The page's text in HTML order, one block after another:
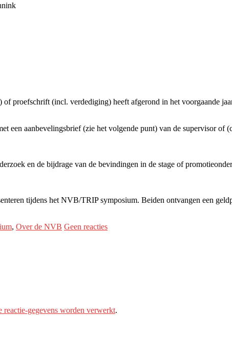
proefschrift (incl. verdediging) heeft afgerond in het voorgaande
een aanbevelingsbrief (zie het volgende punt) van de supervisor of
en de bijdrage van de bevindingen in de stage of
tijdens het NVB/TRIP symposium. Beiden ontvangen een
, Over de NVB Geen reacties
reactie-gegevens worden verwerkt.